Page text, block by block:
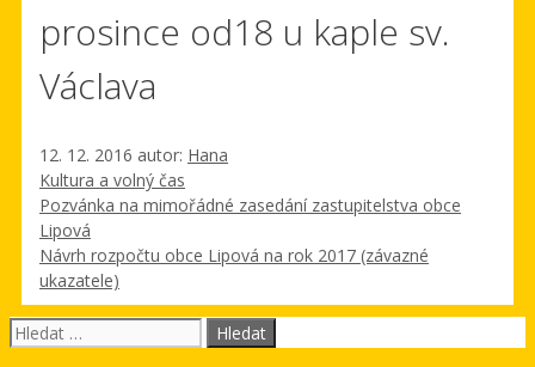
prosince od18 u kaple sv.
Václava
12. 12. 2016 autor: Hana
Rubriky
Kultura a volný čas
Pozvánka na mimořádné zasedání zastupitelstva obce
Lipová
Návrh rozpočtu obce Lipová na rok 2017 (závazné
ukazatele)
Hledat: